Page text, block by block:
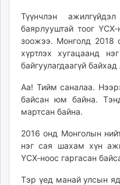
toim.mn
tac.mn
paparazzi.mn
unread.today
Түүнчлэн
баярлууштай тоог ҮСХ-
зоожээ. Монголд 2018
хүртлэх хугацаанд
байгуулагдаагүй
Аа! Тийм саналаа.
байсан юм байна.
мартсан байна.
2016 онд Монголын
нэг сая шахам хүн
ҮСХ-ноос гаргасан
Тэр үед манай улсын